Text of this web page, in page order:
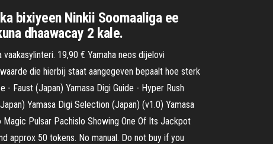
bixiyeen Ninkii Soomaaliga ee
dhaawacay 2 kale.
19,90 € Yamaha neos dijelovi
die hierbij staat aangegeven bepaalt hoe sterk
Faust (Japan) Yamasa Digi Guide - Hyper Rush
Yamasa Digi Selection (Japan) (v1.0) Yamasa
Pulsar Pachislo Showing One Of Its Jackpot
approx 50 tokens. No manual. Do not buy if you